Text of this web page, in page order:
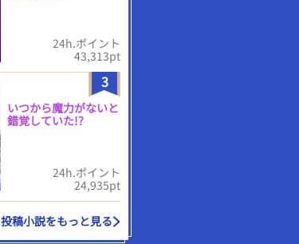
24h.ポイント
43,313pt
3
いつから魔力がないと
錯覚していた!?
24h.ポイント
24,935pt
投稿小説をもっと見る